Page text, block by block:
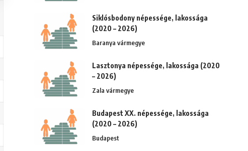
Siklósbodony népessége, lakossága
(2020 – 2026)
Baranya vármegye
Lasztonya népessége, lakossága (2020
– 2026)
Zala vármegye
Budapest XX. népessége, lakossága
(2020 – 2026)
Budapest